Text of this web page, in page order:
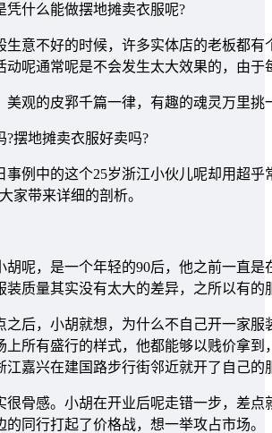
凭什么能做摆地摊卖衣服呢?
生意不好的时候，许多实体店的老板都
动呢通常呢是不会发生太大效果的，由
美观的皮郛千篇一律，有趣的魂灵万里
事例中的这个25岁浙江小伙儿呢却用超
家带来详细的剖析。
胡呢，是一个年轻的90后，他之前一直
装质量其实没有太大的差异，之所以有
之后，小胡就想，为什么不自己开一家
上所有盛行的样式，他都能够以贱价拿
江嘉兴在建国路步行街邻近就开了自己的
很骨感。小胡在开业后呢走错一步，差
同行打起了价格战，想一举攻占市场。